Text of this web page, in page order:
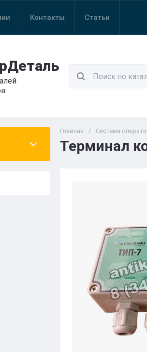
Контакты Статьи
Главная / Система
Терминал